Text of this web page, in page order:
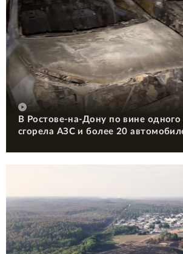
В Ростове-на-Дону по вине одного
сгорела АЗС и более 20